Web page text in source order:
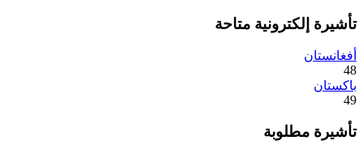
تأشيرة إلكترونية متاحة
أفغانستان
48
باكستان
49
تأشيرة مطلوبة